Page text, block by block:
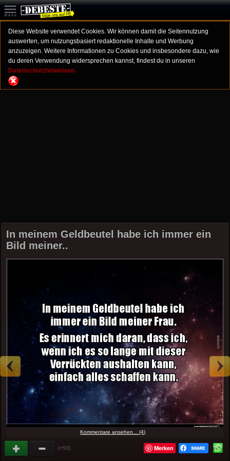
Diese Website verwendet Cookies. Wir können damit die Seitennutzung
auswerten, um nutzungsbasiert redaktionelle Inhalte und Werbung
anzuzeigen. Weitere Informationen zu Cookies und insbesondere dazu, wie
du deren Verwendung widersprechen kannst, findest du in unseren
Datenschutzhinweisen.
In meinem Geldbeutel habe ich immer ein
Bild meiner..
Kommentare ansehen... (4)
(+53) Merken